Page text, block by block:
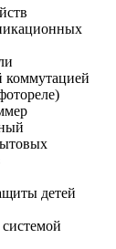
коммутацией
детей